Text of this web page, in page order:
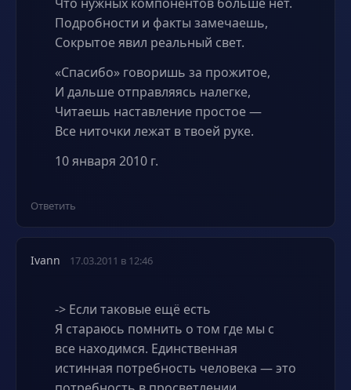
Подробности и факты замечаешь,
Сокрытое явил реальный свет.
«Спасибо» говоришь за прожитое,
И дальше отправляясь налегке,
Читаешь наставление простое —
Все ниточки лежат в твоей руке.
10 января 2010 г.
Ответить
Ivann 17.03.2011 в 12:46
-> Если таковые ещё есть
Я стараюсь помнить о том где мы с
все находимся. Единственная
истинная потребность человека — это